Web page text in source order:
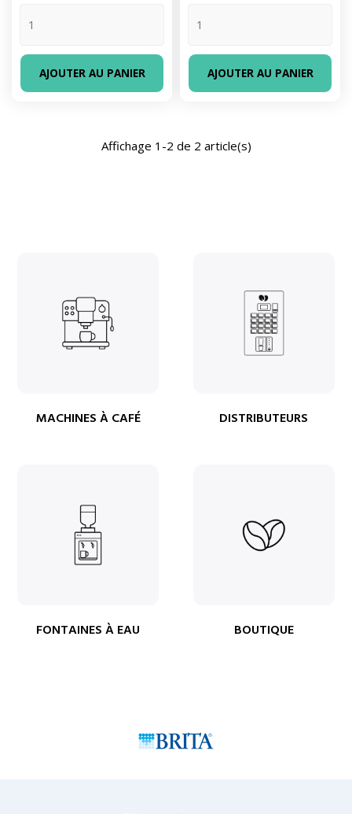
AJOUTER AU PANIER AJOUTER AU PANIER
Affichage 1-2 de 2 article(s)
MACHINES À CAFÉ DISTRIBUTEURS
FONTAINES À EAU BOUTIQUE